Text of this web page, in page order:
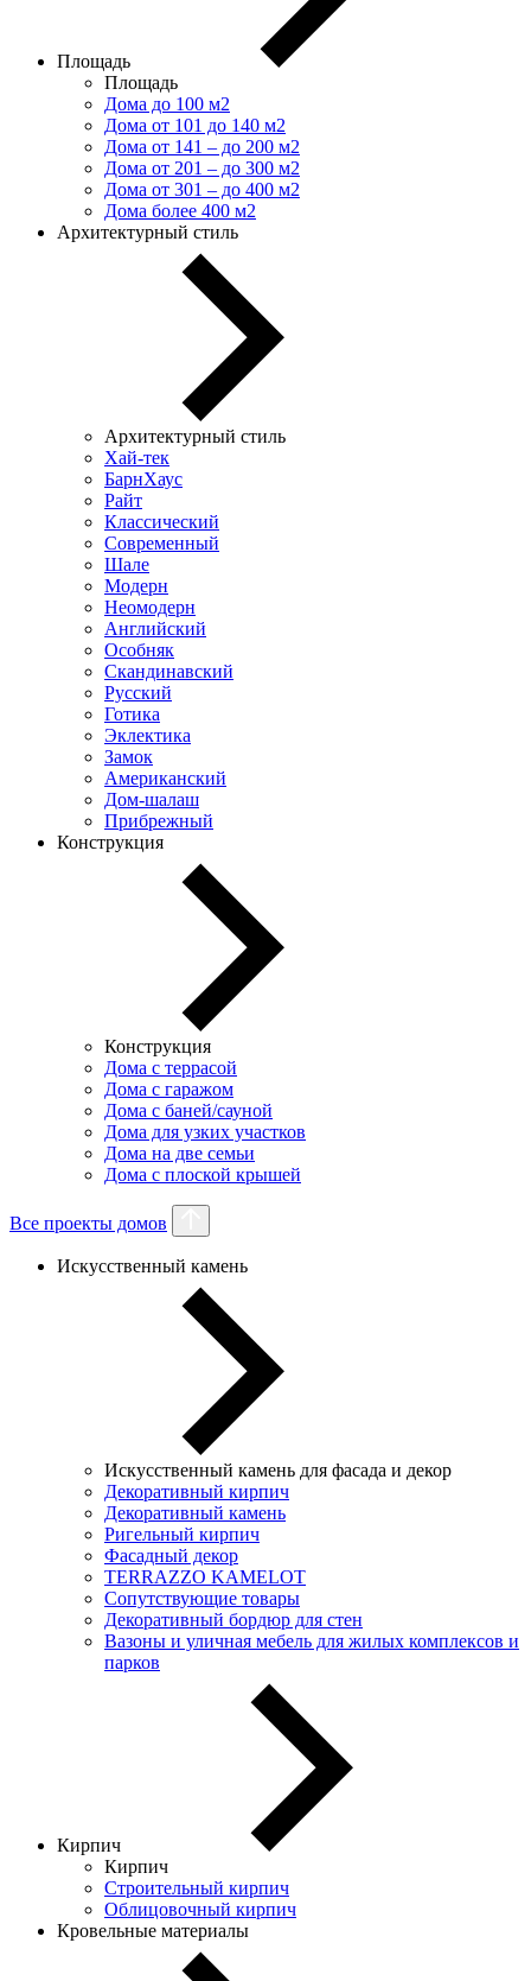
Площадь
Площадь
Дома до 100 м2
Дома от 101 до 140 м2
Дома от 141 – до 200 м2
Дома от 201 – до 300 м2
Дома от 301 – до 400 м2
Дома более 400 м2
Архитектурный стиль
Архитектурный стиль
Хай-тек
БарнХаус
Райт
Классический
Современный
Шале
Модерн
Неомодерн
Английский
Особняк
Скандинавский
Русский
Готика
Эклектика
Замок
Американский
Дом-шалаш
Прибрежный
Конструкция
Конструкция
Дома с террасой
Дома с гаражом
Дома с баней/сауной
Дома для узких участков
Дома на две семьи
Дома с плоской крышей
Все проекты домов
Искусственный камень
Искусственный камень для фасада и декор
Декоративный кирпич
Декоративный камень
Ригельный кирпич
Фасадный декор
TERRAZZO KAMELOT
Сопутствующие товары
Декоративный бордюр для стен
Вазоны и уличная мебель для жилых комплексов и
парков
Кирпич
Кирпич
Строительный кирпич
Облицовочный кирпич
Кровельные материалы